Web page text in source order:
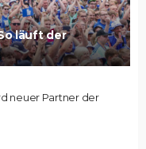
läuft der
neuer Partner der